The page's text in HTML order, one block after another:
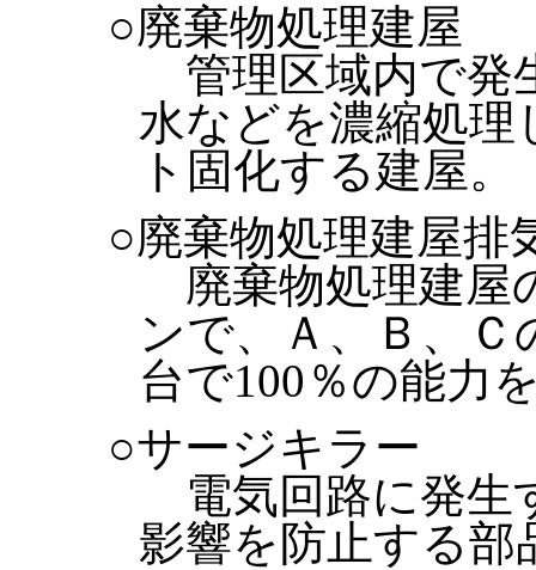
○廃棄物処理建屋
管理区域内で発
水などを濃縮処理
ト固化する建屋。
○廃棄物処理建屋排
廃棄物処理建屋
ンで、Ａ、Ｂ、
台で100％の能力
○サージキラー
電気回路に発生
影響を防止する部